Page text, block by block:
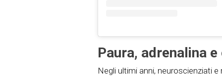
Paura, adrenalina
Negli ultimi anni, neuroscienziati